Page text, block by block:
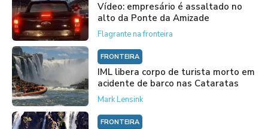
Vídeo: empresário é assaltado no
alto da Ponte da Amizade
Flagrante na fronteira
FRONTEIRA
IML libera corpo de turista morto em
acidente de barco nas Cataratas
Mark Lensink
FRONTEIRA